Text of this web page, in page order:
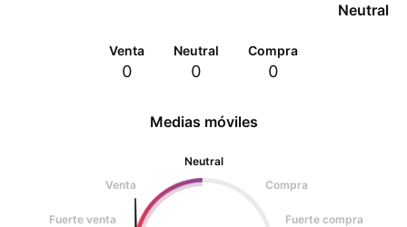
Neutral
Venta
0
Neutral
0
Compra
0
Medias móviles
Neutral
Venta
Compra
Fuerte venta Fuerte compra